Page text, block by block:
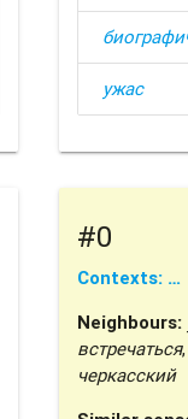
ужас
#0
Contexts: …
Neighbours:
встречаться,
черкасский